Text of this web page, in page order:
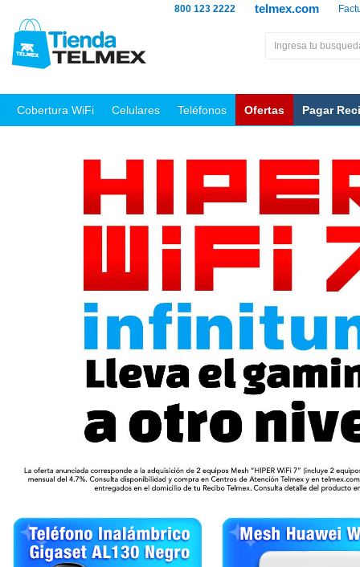
telmex.com
800 123 2222
Cobertura WiFi Celulares Teléfonos Ofertas Pagar